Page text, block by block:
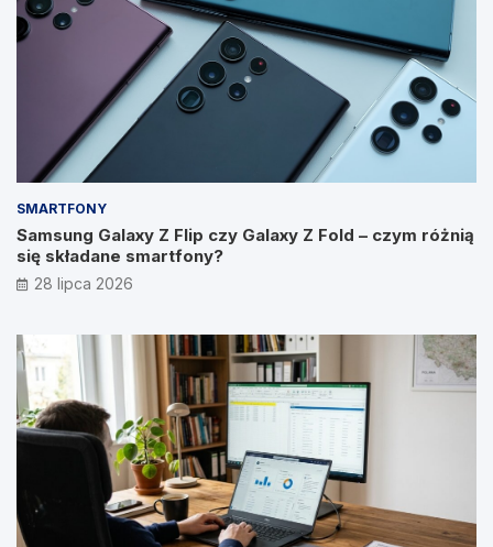
SMARTFONY
Samsung Galaxy Z Flip czy Galaxy Z Fold – czym różnią
się składane smartfony?
28 lipca 2026